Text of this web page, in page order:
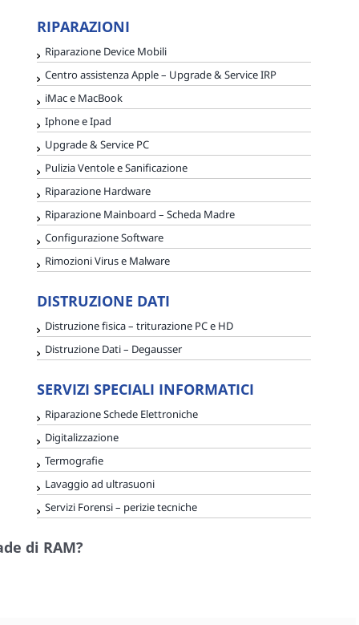
RIPARAZIONI
Riparazione Device Mobili
Centro assistenza Apple – Upgrade & Service IRP
iMac e MacBook
Iphone e Ipad
Upgrade & Service PC
Pulizia Ventole e Sanificazione
Riparazione Hardware
Riparazione Mainboard – Scheda Madre
Configurazione Software
Rimozioni Virus e Malware
DISTRUZIONE DATI
Distruzione fisica – triturazione PC e HD
Distruzione Dati – Degausser
SERVIZI SPECIALI INFORMATICI
Riparazione Schede Elettroniche
Digitalizzazione
Termografie
Lavaggio ad ultrasuoni
Servizi Forensi – perizie tecniche
di RAM?